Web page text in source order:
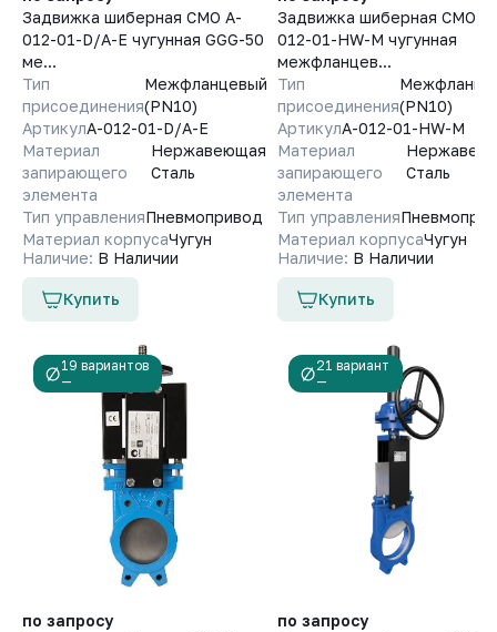
Задвижка шиберная СМО A-
012-01-D/A-E чугунная GGG-50
ме...
Тип
присоединения
Межфланцевый
(PN10)
АртикулA-012-01-D/A-E
Материал
запирающего
элемента
Нержавеющая
Сталь
Тип управленияПневмопривод
Материал корпусаЧугун
Наличие: В Наличии
Купить
Задвижка шиберная СМО A-
012-01-HW-M чугунная
межфланцев...
Тип
присоединения(PN10)
АртикулA-012-01-HW-M
Материал
запирающего
элемента
Сталь
Тип управления
Материал корпусаЧугун
Наличие: В Наличии
Купить
19 вариантов
—
по запросу
21 вариант
—
по запросу